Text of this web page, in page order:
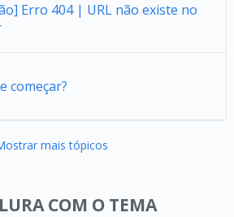
Erro 404 | URL não existe no
começar?
mais tópicos
COM O TEMA